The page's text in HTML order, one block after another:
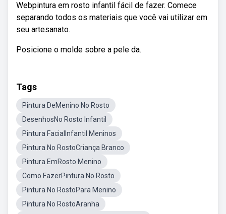
Webpintura em rosto infantil fácil de fazer. Comece
separando todos os materiais que você vai utilizar em
seu artesanato.
Posicione o molde sobre a pele da.
Tags
Pintura DeMenino No Rosto
DesenhosNo Rosto Infantil
Pintura FacialInfantil Meninos
Pintura No RostoCriança Branco
Pintura EmRosto Menino
Como FazerPintura No Rosto
Pintura No RostoPara Menino
Pintura No RostoAranha